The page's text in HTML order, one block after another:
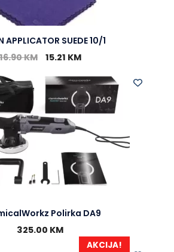
APPLICATOR SUEDE 10/1
KM 15.21 KM
Polirka DA9
325.00 KM
AKCIJA!